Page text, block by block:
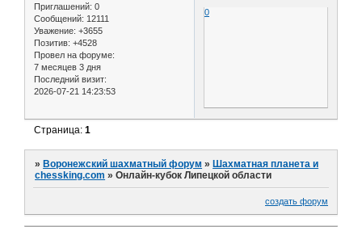
Приглашений: 0
Сообщений: 12111
Уважение: +3655
Позитив: +4528
Провел на форуме:
7 месяцев 3 дня
Последний визит:
2026-07-21 14:23:53
0
Страница:1
» Воронежский шахматный форум » Шахматная планета и
chessking.com »Онлайн-кубок Липецкой области
создать форум